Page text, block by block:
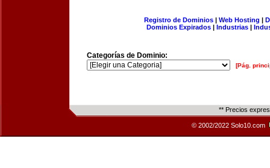
Registro de Dominios| Web Hosting |
Dominios Expirados | Industrias |
Categorías de Dominio:
[Pág.
** Precios
© 2002/2022 Solo10.com